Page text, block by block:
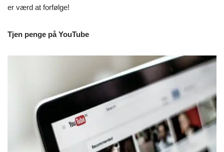
er værd at forfølge!
Tjen penge på YouTube